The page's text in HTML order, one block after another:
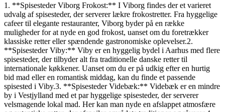
1. **Spisesteder Viborg Frokost:** I Viborg findes der et varieret
udvalg af spisesteder, der serverer lækre frokostretter. Fra hyggelige
cafeer til elegante restauranter, Viborg byder på en række
muligheder for at nyde en god frokost, uanset om du foretrækker
klassiske retter eller spændende gastronomiske oplevelser.2.
**Spisesteder Viby:** Viby er en hyggelig bydel i Aarhus med flere
spisesteder, der tilbyder alt fra traditionelle danske retter til
internationale køkkener. Uanset om du er på udkig efter en hurtig
bid mad eller en romantisk middag, kan du finde et passende
spisested i Viby.3. **Spisesteder Videbæk:** Videbæk er en mindre
by i Vestjylland med et par hyggelige spisesteder, der serverer
velsmagende lokal mad. Her kan man nyde en afslappet atmosfære